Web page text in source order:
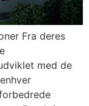
Fra deres
med de